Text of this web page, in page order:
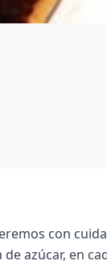
con
azúcar, en